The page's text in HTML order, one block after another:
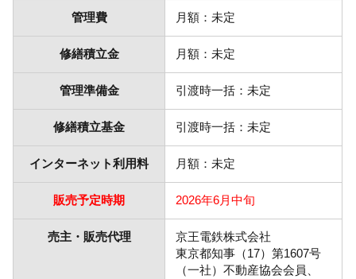
管理費 月額：未定
修繕積立金 月額：未定
管理準備金 引渡時一括：未定
修繕積立基金 引渡時一括：未定
インターネット利用料 月額：未定
販売予定時期 2026年6月中旬
売主・販売代理
京王電鉄株式会社
東京都知事（17）第1607号
（一社）不動産協会会員、